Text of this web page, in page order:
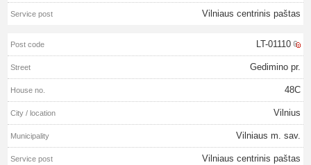
Vilniaus centrinis paštas
LT-01110
Gedimino pr.
48C
Vilnius
Vilniaus m. sav.
Vilniaus centrinis paštas